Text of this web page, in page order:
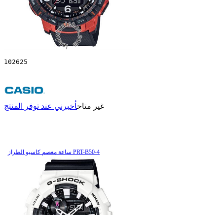
102625
غير متاحأخبرني عند توفر المنتج
ساعة معصم کاسیو الطراز PRT-B50-4